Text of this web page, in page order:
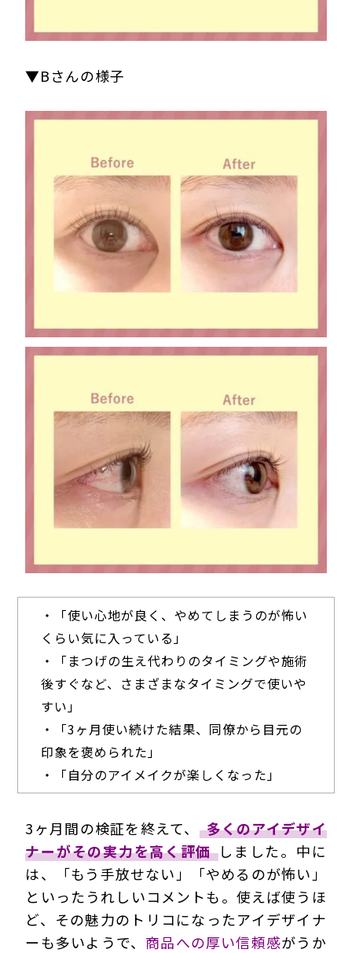
▼Bさんの様子
・「使い心地が良く、やめてしまうのが怖い
くらい気に入っている」
・「まつげの生え代わりのタイミングや施術
後すぐなど、さまざまなタイミングで使いや
すい」
・「3ヶ月使い続けた結果、同僚から目元の
印象を褒められた」
・「自分のアイメイクが楽しくなった」
3ヶ月間の検証を終えて、
多くのアイデザイ
ナーがその実力を高く評価 しました。中に
は、「もう手放せない」「やめるのが怖い」
といったうれしいコメントも。使えば使うほ
ど、その魅力のトリコになったアイデザイナ
ーも多いようで、 商品への厚い信頼感がうか